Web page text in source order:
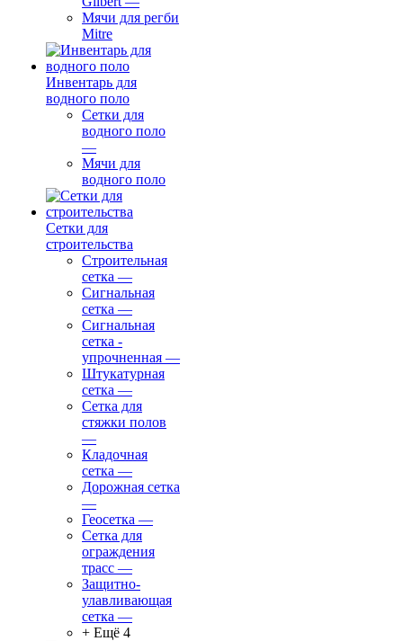
Мячи для регби
Mitre
Инвентарь для
водного поло
Сетки для
водного поло
—
Мячи для
водного поло
Сетки для
строительства
Строительная
сетка —
Сигнальная
сетка —
Сигнальная
сетка -
упрочненная —
Штукатурная
сетка —
Сетка для
стяжки полов
—
Кладочная
сетка —
Дорожная сетка
—
Геосетка —
Сетка для
ограждения
трасс —
Защитно-
улавливающая
сетка —
+ Ещё 4